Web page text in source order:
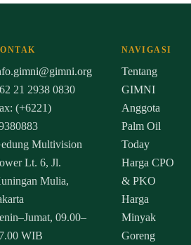
21 2938 0830
(+6221)
Multivision
Lt. 6, Jl.
Mulia,
09.00–
WIB
NAVIGASI
Tentang
GIMNI
Anggota
Palm Oil
Today
Harga CPO
& PKO
Harga
Minyak
Goreng